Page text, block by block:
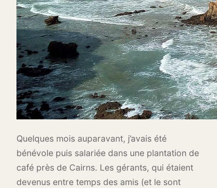
Quelques mois auparavant, j’avais été
bénévole puis salariée dans une plantation de
café près de Cairns. Les gérants, qui étaient
devenus entre temps des amis (et le sont